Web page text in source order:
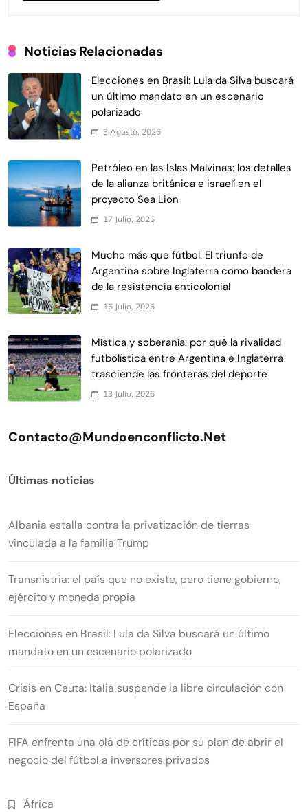
Noticias Relacionadas
Elecciones en Brasil: Lula da Silva buscará
un último mandato en un escenario
polarizado
3 Agosto, 2026
Petróleo en las Islas Malvinas: los detalles
de la alianza británica e israelí en el
proyecto Sea Lion
17 Julio, 2026
Mucho más que fútbol: El triunfo de
Argentina sobre Inglaterra como bandera
de la resistencia anticolonial
16 Julio, 2026
Mística y soberanía: por qué la rivalidad
futbolística entre Argentina e Inglaterra
trasciende las fronteras del deporte
13 Julio, 2026
Contacto@mundoenconflicto.net
Últimas noticias
Albania estalla contra la privatización de tierras
vinculada a la familia Trump
Transnistria: el país que no existe, pero tiene gobierno,
ejército y moneda propia
Elecciones en Brasil: Lula da Silva buscará un último
mandato en un escenario polarizado
Crisis en Ceuta: Italia suspende la libre circulación con
España
FIFA enfrenta una ola de críticas por su plan de abrir el
negocio del fútbol a inversores privados
África